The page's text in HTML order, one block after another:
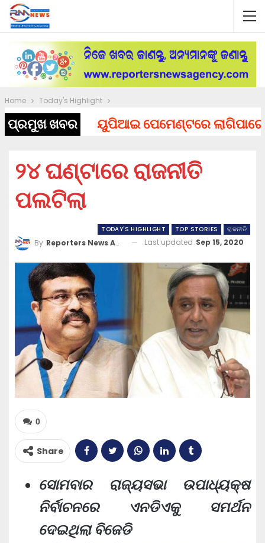
Home Today's Highlight
ପ୍ରମୁଖ ଖବରୟୁପିଆଇ ପେମେଣ୍ଟରେ ଲାଗିପାରେ
୨୪ ଘଣ୍ଟାରେ ରାଜନୀତି
ପଲଟିଲା
TODAY'S HIGHLIGHT TOP STORIES ରାଜନୀତି
By Reporters News Agency Last updated Sep 15, 2020
0
Share
ସୋମବାର ରାଜ୍ୟସଭା ଉପାଧ୍ୟକ୍ଷ
ନିର୍ବାଚନରେ ଏନଡିଏକୁ ସମର୍ଥନ
ଦେଇଥିଲା ବିଜେଡି